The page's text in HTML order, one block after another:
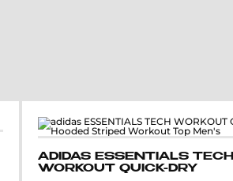
ADIDAS ESSENTIALS TECH
WORKOUT QUICK-DRY